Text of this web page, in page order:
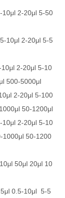
10μl 2-20μl 5-50
10μl 2-20μl 5-5
2-20μl 5-10
500-5000μl
2-20μl 5-100
50-1200μl
10μl 2-20μl 5-10
1000μl 50-1200
50μl 20μl 10
0.5-10μl 5-5